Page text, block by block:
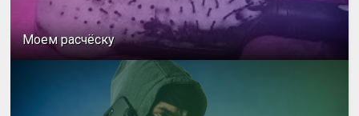
Моем расчёску